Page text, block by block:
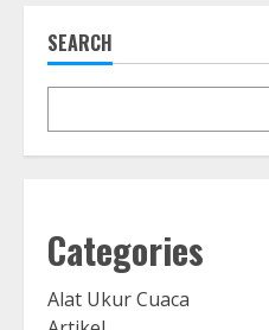
SEARCH
Categories
Alat Ukur Cuaca